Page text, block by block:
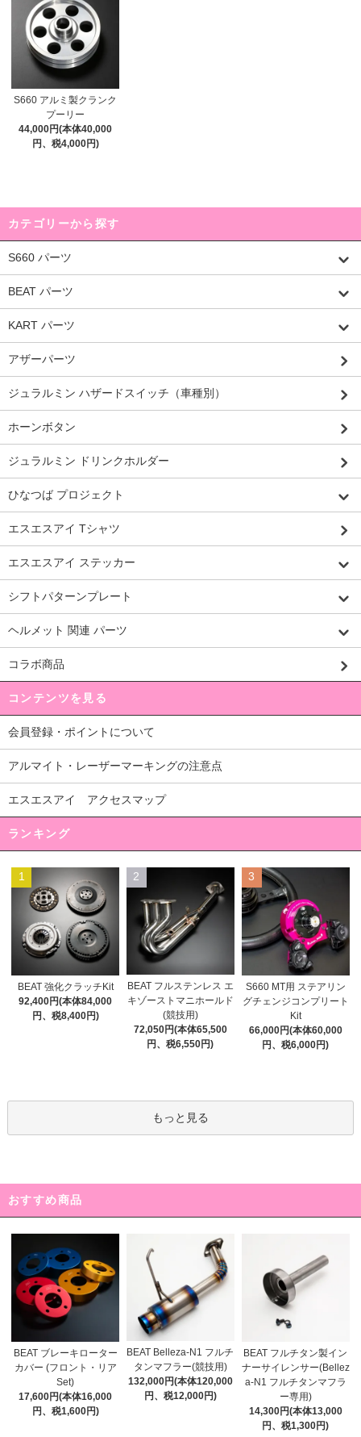
S660 アルミ製クランク
プーリー
44,000円(本体40,000
円、税4,000円)
カテゴリーから探す
S660 パーツ
BEAT パーツ
KART パーツ
アザーパーツ
ジュラルミン ハザードスイッチ（車種別）
ホーンボタン
ジュラルミン ドリンクホルダー
ひなつば プロジェクト
エスエスアイ Tシャツ
エスエスアイ ステッカー
シフトパターンプレート
ヘルメット 関連 パーツ
コラボ商品
コンテンツを見る
会員登録・ポイントについて
アルマイト・レーザーマーキングの注意点
エスエスアイ アクセスマップ
ランキング
1
BEAT 強化クラッチKit
92,400円(本体84,000
円、税8,400円)
2
BEAT フルステンレス エ
キゾーストマニホールド
(競技用)
72,050円(本体65,500
円、税6,550円)
3
S660 MT用 ステアリン
グチェンジコンプリート
Kit
66,000円(本体60,000
円、税6,000円)
もっと見る
おすすめ商品
BEAT ブレーキローター
カバー (フロント・リア
Set)
17,600円(本体16,000
円、税1,600円)
BEAT Belleza-N1 フルチ
タンマフラー(競技用)
132,000円(本体120,000
円、税12,000円)
BEAT フルチタン製イン
ナーサイレンサー(Bellez
a-N1 フルチタンマフラ
ー専用)
14,300円(本体13,000
円、税1,300円)